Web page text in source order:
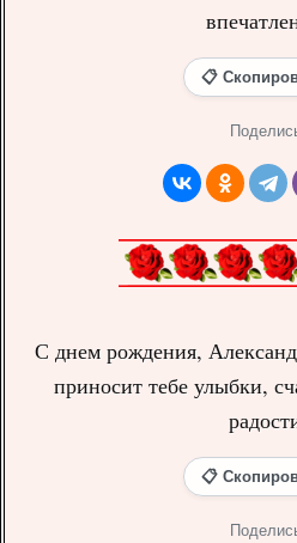
📋
С днем рождения,
приносит тебе улыбки,
📋